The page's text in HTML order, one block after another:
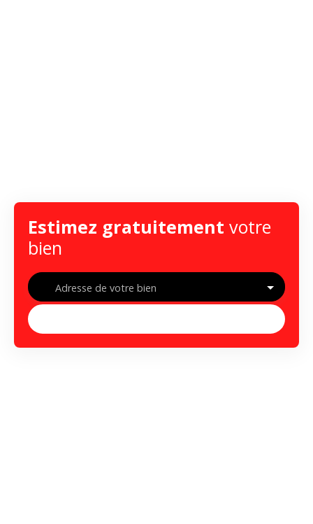
Estimez gratuitement votre
bien
Adresse de votre bien